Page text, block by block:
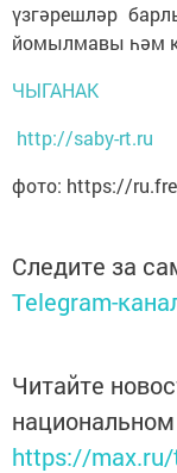
үзгәрешләр
йомылмавы һәм
ЧЫГАНАК
http://saby-rt.ru
фото: https://
Следите за
Telegram-
Читайте
https://